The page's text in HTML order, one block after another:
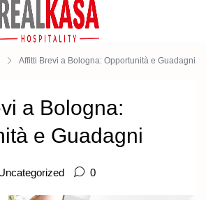
Affitti Brevi a Bologna: Opportunità e Guadagni
a Bologna:
e Guadagni
0